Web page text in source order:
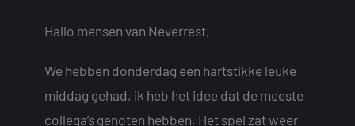
Hallo mensen van Neverrest,
We hebben donderdag een hartstikke leuke
middag gehad, ik heb het idee dat de meeste
collega’s genoten hebben. Het spel zat weer